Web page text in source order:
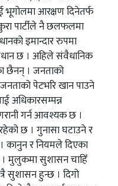
भूगोलमा आरक्षण दिनेतर्फ
पार्टीले नै छलफलमा
इमान्दार रुपमा
छ । अहिले संवैधानिक
छैनन् । जनताको
पेटभरि खान पाउने
अधिकारसम्पन्न
गर्न आवश्यक छ ।
छ । गुनासा घटाउने र
। कानुन र नियमले दिएका
। मुलुकमा सुशासन चाहिँ
सुशासन हुन्छ । दिगो